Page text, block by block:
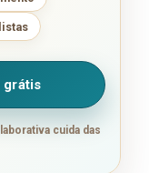
grátis
cuida das